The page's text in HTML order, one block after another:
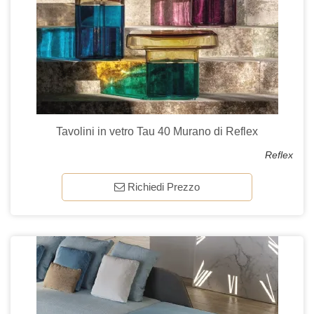
Tavolini in vetro Tau 40 Murano di Reflex
Reflex
Richiedi Prezzo